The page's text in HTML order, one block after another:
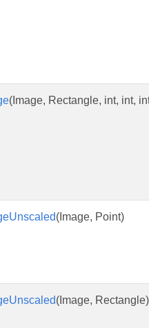
(Image, Rectangle, int, int,
(Image, Point)
(Image, Rectangle)